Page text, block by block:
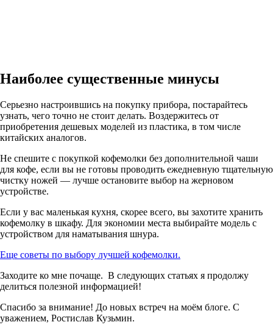
Наиболее существенные минусы
Серьезно настроившись на покупку прибора, постарайтесь
узнать, чего точно не стоит делать. Воздержитесь от
приобретения дешевых моделей из пластика, в том числе
китайских аналогов.
Не спешите с покупкой кофемолки без дополнительной чаши
для кофе, если вы не готовы проводить ежедневную тщательную
чистку ножей — лучше остановите выбор на жерновом
устройстве.
Если у вас маленькая кухня, скорее всего, вы захотите хранить
кофемолку в шкафу. Для экономии места выбирайте модель с
устройством для наматывания шнура.
Еще советы по выбору лучшей кофемолки.
Заходите ко мне почаще. В следующих статьях я продолжу
делиться полезной информацией!
Спасибо за внимание! До новых встреч на моём блоге. С
уважением, Ростислав Кузьмин.